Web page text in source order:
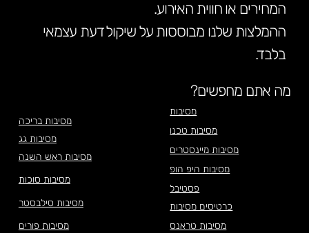
מסיבות בריכה
מסיבות גג
מסיבות ראש השנה
מסיבות סוכות
מסיבות סילבסטר
מסיבות פורים
מה אתם מחפשים?
מסיבות
מסיבות טכנו
מסיבות טראנס
מסיבות מיינסטרים
מסיבות היפ הופ
פסטיבל
כרטיסים מסיבות
המחירים או חווית האירוע.
ההמלצות שלנו מבוססות על שיקול דעת עצמאי
בלבד.